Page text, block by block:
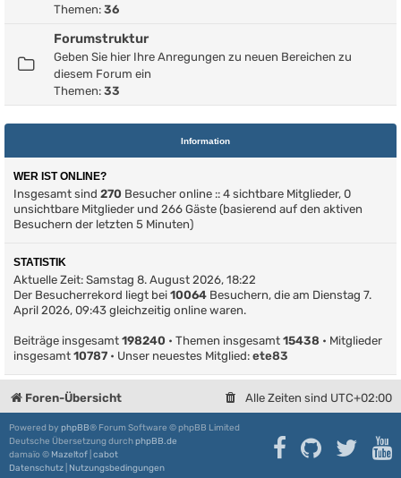
Themen: 36
Forumstruktur
Geben Sie hier Ihre Anregungen zu neuen Bereichen zu
diesem Forum ein
Themen: 33
Information
WER IST ONLINE?
Insgesamt sind 270 Besucher online :: 4 sichtbare Mitglieder, 0
unsichtbare Mitglieder und 266 Gäste (basierend auf den aktiven
Besuchern der letzten 5 Minuten)
STATISTIK
Aktuelle Zeit: Samstag 8. August 2026, 18:22
Der Besucherrekord liegt bei 10064 Besuchern, die am Dienstag 7.
April 2026, 09:43 gleichzeitig online waren.
Beiträge insgesamt 198240 • Themen insgesamt 15438 • Mitglieder
insgesamt 10787 • Unser neuestes Mitglied: ete83
Foren-Übersicht Alle Zeiten sind UTC+02:00
Powered by phpBB® Forum Software © phpBB Limited
Deutsche Übersetzung durchphpBB.de
damaïo © Mazeltof cabot
Datenschutz Nutzungsbedingungen